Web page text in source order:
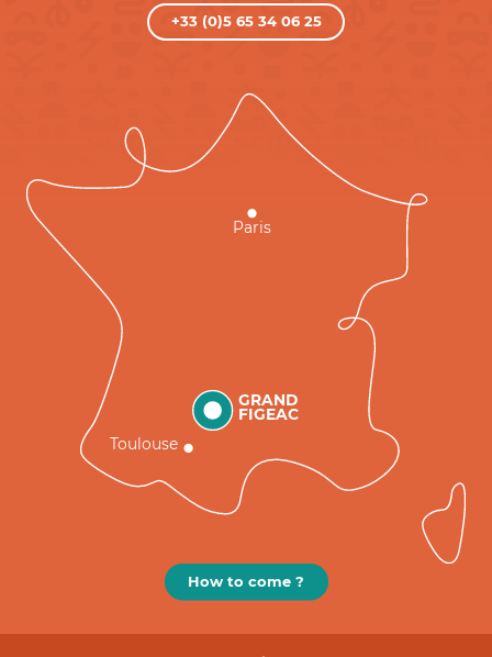
+33 (0)5 65 34 06 25
GRAND
FIGEAC
Toulouse
Paris
How to come ?